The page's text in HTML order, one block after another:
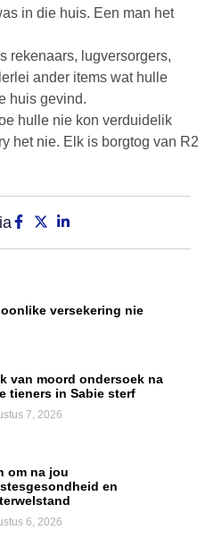
in die huis. Een man het
rekenaars, lugversorgers,
ander items wat hulle
huis gevind.
hulle nie kon verduidelik
het nie. Elk is borgtog van R2
versekering nie
van moord ondersoek na
tieners in Sabie sterf
7, 2026
om na jou
en
6, 2026